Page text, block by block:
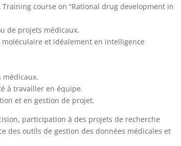
Training course on “Rational drug development in
de projets médicaux.
et idéalement en intelligence
médicaux.
à travailler en équipe.
et en gestion de projet.
participation à des projets de recherche
des outils de gestion des données médicales et